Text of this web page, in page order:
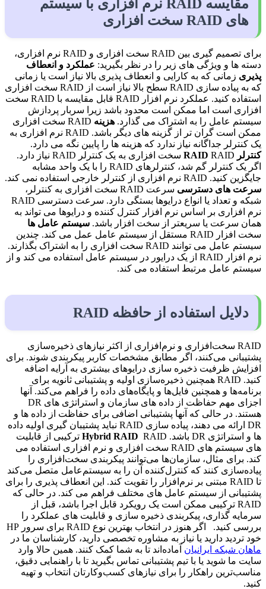
مقایسه RAID نرم افزاری با سیستم
های RAID سخت افزاری
برای تصمیم گیری بین RAID سخت افزاری و RAID نرم افزاری،
دسته ها و ویژگی های زیر را در نظر بگیرید: عملکرد و انعطاف
پذیری زمانی که به کارایی و انعطاف پذیری بالا نیاز است یا زمانی
که به پیاده سازی RAID سطح بالا نیاز است از RAID سخت افزاری
استفاده کنید. عملکرد نرم افزار RAID قابل مقایسه با RAID سخت
افزاری است اما ممکن است محدود باشد زیرا سربار پردازش
سیستم عامل را به اشتراک می گذارد. هزینه
RAID سخت افزاری
ممکن است گران تر از گزینه های دیگر باشد. RAID نرم افزاری به
یک کنترلر جداگانه نیاز ندارد که هزینه ها را پایین نگه می دارد.
کنترلر RAID
RAID سخت افزاری به یک کنترلر RAID نیاز دارد.
اگر یک کنترلر گم شد، کنترلرهای RAID را با یک واحد مشابه
جایگزین کنید. RAID نرم افزاری از کنترلر خارجی استفاده نمی کند.
سرعت های دسترسی
سرعت RAID سخت افزاری به کنترلر،
شبکه و تعداد یا انواع درایوها بستگی دارد. سرعت دسترسی RAID
نرم افزاری بر اساس نرم افزار کنترل کننده و درایوها می تواند به
همان سرعت یا سریعتر از سخت افزار باشد. سیستم عامل ها
سخت افزار RAID مستقل از سیستم عامل عمل می کند. چندین
سیستم عامل می توانند RAID سخت افزاری را به اشتراک بگذارند.
نرم افزار RAID از یک درایور در سیستم عامل استفاده می کند و از
سیستم عامل مرتبط استفاده می کند.
دلایل استفاده از حافظه RAID
RAID سخت‌افزاری و نرم‌افزاری از اکثر نیازهای ذخیره‌سازی
پشتیبانی می‌کنند، اگر مطابق مشخصات کاربر پیکربندی شوند. برای
افزایش ظرفیت ذخیره سازی درایوهای بیشتری به آرایه اضافه
کنید. RAID همچنین ذخیره‌سازی اولیه و پشتیبانی ثانویه برای
برنامه‌ها و همچنین فایل‌ها و پایگاه‌های داده را فراهم می‌کند. آنها
اجزای مهم حفاظت از داده های سازمان و استراتژی های DR
هستند. در حالی که آنها پشتیبانی اضافی برای حفاظت از داده ها و
DR ارائه می دهند، پیاده سازی RAID نباید پشتیبان گیری اولیه داده
ها و استراتژی DR باشد.
Hybrid RAID RAID ترکیبی از قابلیت
های سیستم های RAID سخت افزاری و نرم افزاری استفاده می
کند. برای مثال، سازمان‌ها می‌توانند پیکربندی سخت‌افزاری را
پیاده‌سازی کنند که کنترل‌کننده آن را به سیستم‌عامل متصل می‌کند
تا RAID مبتنی بر نرم‌افزار را تقویت کند. این انعطاف پذیری را برای
پشتیبانی از سیستم عامل های مختلف فراهم می کند. در حالی که
RAID ترکیبی ممکن است یک رویکرد قابل اجرا باشد، قبل از
سرمایه گذاری، پیکربندی ذخیره سازی و قابلیت های عملکرد را
بررسی کنید. اگر هنوز در انتخاب بهترین نوع RAID برای سرور HP
خود تردید دارید یا نیاز به مشاوره تخصصی دارید، کارشناسان ما در
ماهان شبکه ایرانیان آماده‌اند تا به شما کمک کنند. همین حالا وارد
سایت ما شوید یا با تیم پشتیبانی تماس بگیرید تا با راهنمایی دقیق،
مناسب‌ترین راهکار را برای نیازهای کسب‌وکارتان انتخاب و تهیه
کنید.